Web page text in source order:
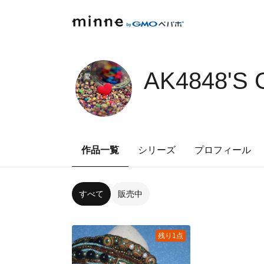
AK4848'S
作品一覧 シリーズ プロフィール
すべて 販売中
残り1点